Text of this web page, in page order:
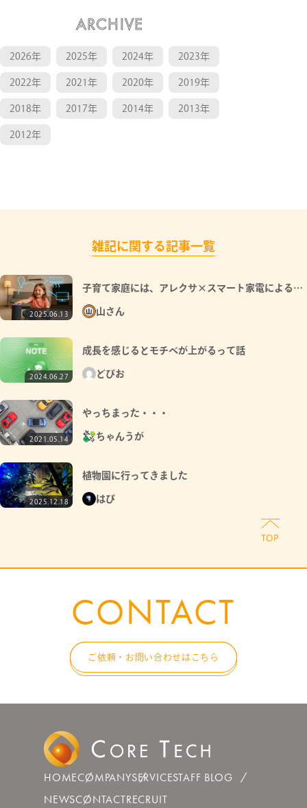
ARCHIVE
2026年 2025年 2024年 2023年
2022年 2021年 2020年 2019年
2018年 2017年 2014年 2013年
2012年
雑記に関する記事一覧
2025.06.13
子育て家庭には、アレクサ×スマート家電によるハ
ッピーライフ
山さん
2024.06.27
成長を感じるとモチベが上がるって話
どぴお
2021.05.14
やっちまった・・・
ちゃんうが
2025.12.18
植物園に行ってきました
はぴ
CONTACT
ご依頼・お問い合わせはこちら
HOMECOMPANYSERVICESTAFF BLOG
NEWSCONTACTRECRUIT